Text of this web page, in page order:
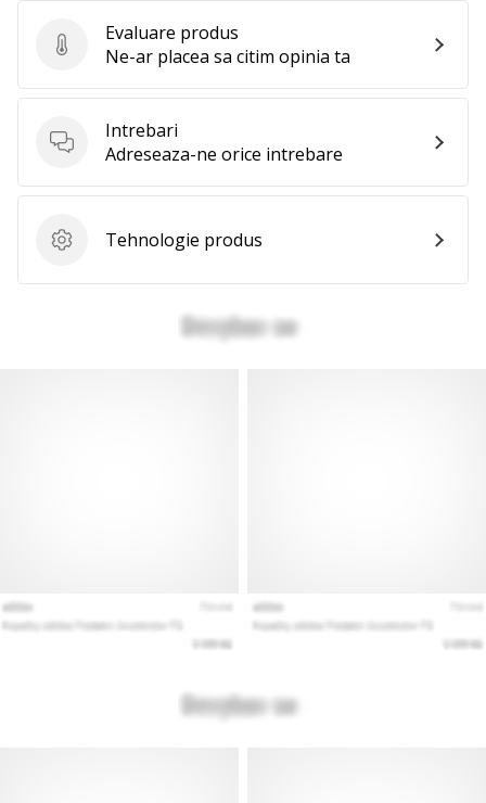
Evaluare produs
Evaluare produs
Ne-ar placea sa citim opinia ta
Intrebari
Intrebari
Adreseaza-ne orice intrebare
Tehnologie produs
Tehnologie produs